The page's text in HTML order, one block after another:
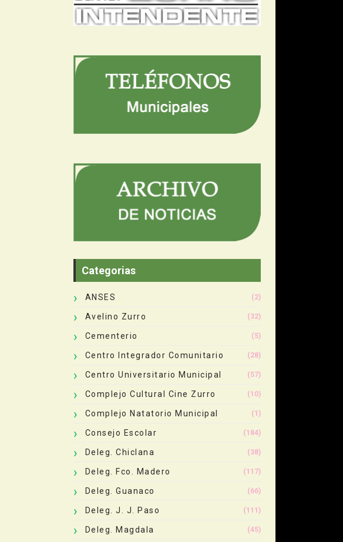
Categorias
ANSES (2)
Avelino Zurro (32)
Cementerio (5)
Centro Integrador Comunitario (28)
Centro Universitario Municipal (57)
Complejo Cultural Cine Zurro (10)
Complejo Natatorio Municipal (1)
Consejo Escolar (184)
Deleg. Chiclana (38)
Deleg. Fco. Madero (117)
Deleg. Guanaco (66)
Deleg. J. J. Paso (111)
Deleg. Magdala (45)